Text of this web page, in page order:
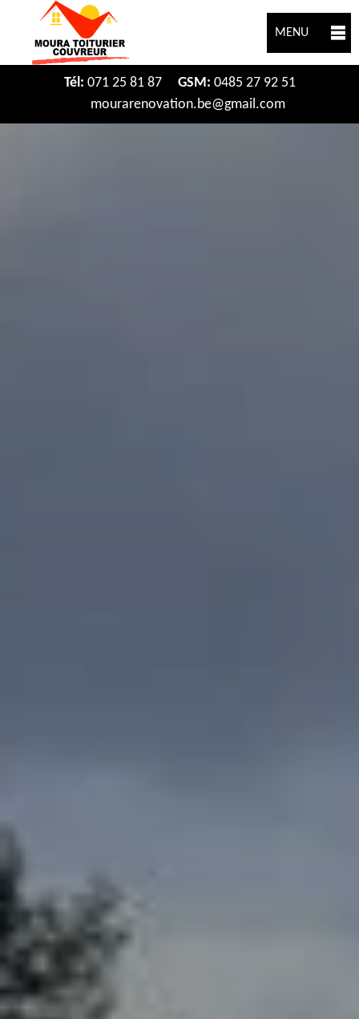
MENU
Tél: 071 25 81 87 GSM: 0485 27 92 51
mourarenovation.be@gmail.com